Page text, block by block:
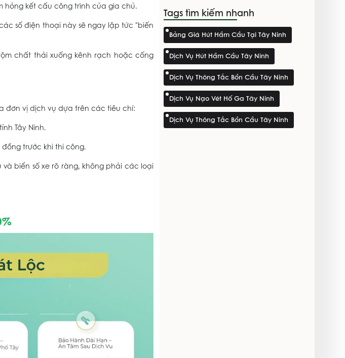
hỏng kết cấu công trình của gia chủ.
số điện thoại này sẽ ngay lập tức "biến
chất thải xuống kênh rạch hoặc cống
đơn vị dịch vụ dựa trên các tiêu chí:
Tây Ninh.
trước khi thi công.
biển số xe rõ ràng, không phải các loại
Tags tìm kiếm nhanh
Bảng Giá Hút Hầm Cầu Tại Tây Ninh
Dịch Vụ Hút Hầm Cầu Tây Ninh
Dịch Vụ Thông Tắc Bồn Cầu Tây Ninh
Dịch Vụ Nạo Vét Hố Ga Tây Ninh
Dịch Vụ Thông Tắc Bồn Cầu Tây Ninh